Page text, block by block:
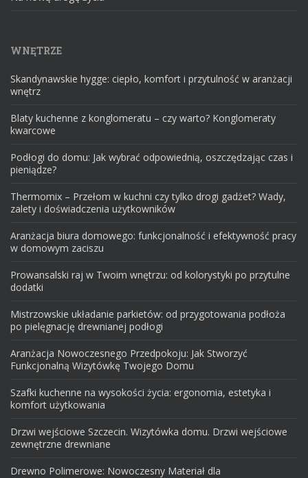
WNĘTRZE
Skandynawskie hygge: ciepło, komfort i przytulność w aranżacji
wnętrz
Blaty kuchenne z konglomeratu – czy warto? Konglomeraty
kwarcowe
Podłogi do domu: Jak wybrać odpowiednią, oszczędzając czas i
pieniądze?
Thermomix – Przełom w kuchni czy tylko drogi gadżet? Wady,
zalety i doświadczenia użytkowników
Aranżacja biura domowego: funkcjonalność i efektywność pracy
w domowym zaciszu
Prowansalski raj w Twoim wnętrzu: od kolorystyki po przytulne
dodatki
Mistrzowskie układanie parkietów: od przygotowania podłoża
po pielęgnację drewnianej podłogi
Aranżacja Nowoczesnego Przedpokoju: Jak Stworzyć
Funkcjonalną Wizytówkę Twojego Domu
Szafki kuchenne na wysokości życia: ergonomia, estetyka i
komfort użytkowania
Drzwi wejściowe Szczecin. Wizytówka domu. Drzwi wejściowe
zewnętrzne drewniane
Drewno Polimerowe: Nowoczesny Materiał dla